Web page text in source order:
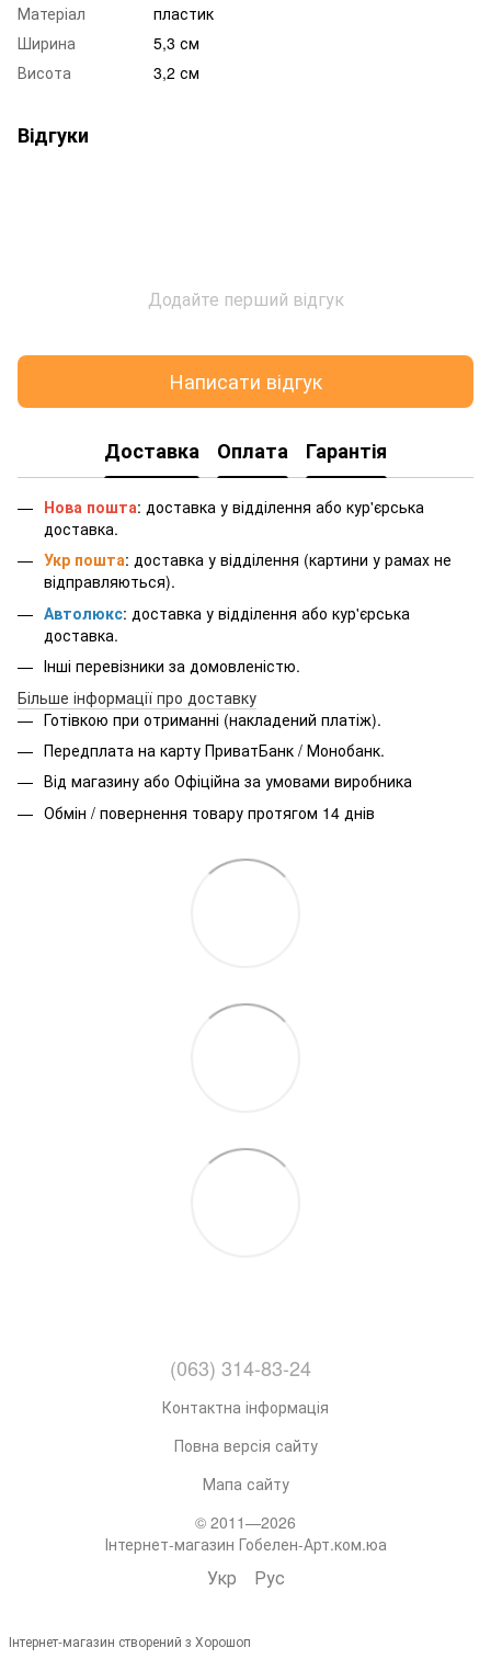
Матеріал
пластик
Ширина
5,3 см
Висота
3,2 см
Відгуки
Додайте перший відгук
Написати відгук
Доставка Оплата Гарантія
Нова пошта: доставка у відділення або кур'єрська
доставка.
Укр пошта: доставка у відділення (картини у рамах не
відправляються).
Автолюкс: доставка у відділення або кур'єрська
доставка.
Інші перевізники за домовленістю.
Більше інформації про доставку
Готівкою при отриманні (накладений платіж).
Передплата на карту ПриватБанк / Монобанк.
Від магазину або Офіційна за умовами виробника
Обмін / повернення товару протягом 14 днів
(063) 314-83-24
Контактна інформація
Повна версія сайту
Мапа сайту
© 2011—2026
Інтернет-магазин Гобелен-Арт.ком.юа
Укр Рус
Інтернет-магазин створений з Хорошоп